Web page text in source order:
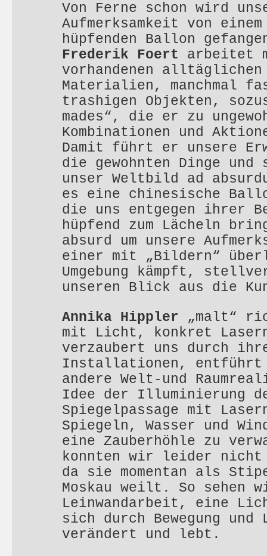
Von Ferne schon wird
Aufmerksamkeit von
hüpfenden Ballon
Frederik Foert arbeitet
vorhandenen alltäglichen
Materialien, manchmal
trashigen Objekten,
mades“, die er zu
Kombinationen und
Damit führt er unsere
die gewohnten Dinge und
unser Weltbild ad
es eine chinesische
die uns entgegen ihrer
hüpfend zum Lächeln
absurd um unsere
einer mit „Bildern“
Umgebung kämpft,
unseren Blick aus die
Annika Hippler „malt“
mit Licht, konkret
verzaubert uns durch
Installationen, entführt
andere Welt-und
Idee der Illuminierung
Spiegelpassage mit
Spiegeln, Wasser und
eine Zauberhöhle zu
konnten wir leider
da sie momentan als
Moskau weilt. So sehen
Leinwandarbeit, eine
sich durch Bewegung und
verändert und lebt.